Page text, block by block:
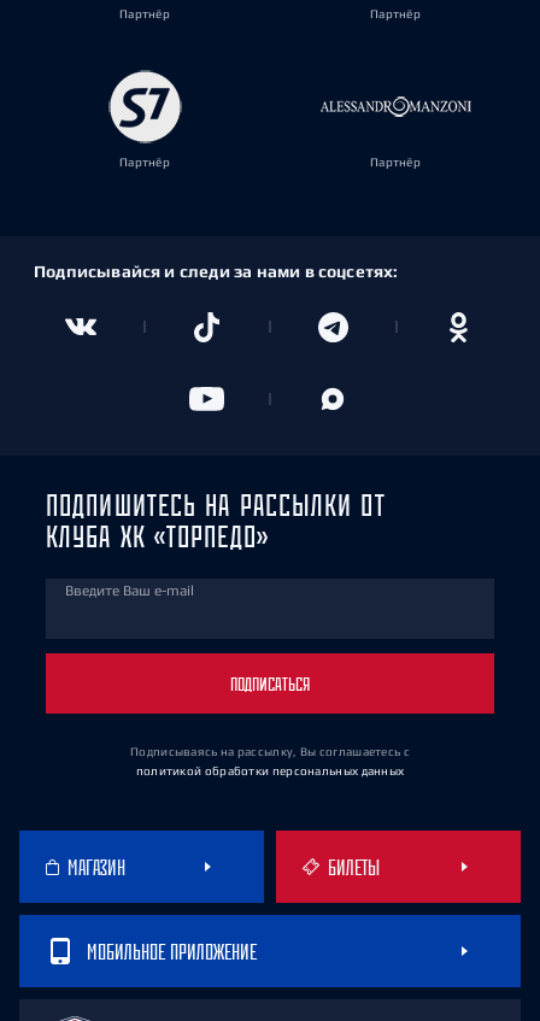
Партнёр Партнёр
Партнёр Партнёр
Подписывайся и следи за нами в соцсетях:
ПОДПИШИТЕСЬ НА РАССЫЛКИ ОТ
КЛУБА ХК «ТОРПЕДО»
Введите Ваш e-mail
ПОДПИСАТЬСЯ
Подписываясь на рассылку, Вы соглашаетесь с
политикой обработки персональных данных
МАГАЗИН БИЛЕТЫ
МОБИЛЬНОЕ ПРИЛОЖЕНИЕ